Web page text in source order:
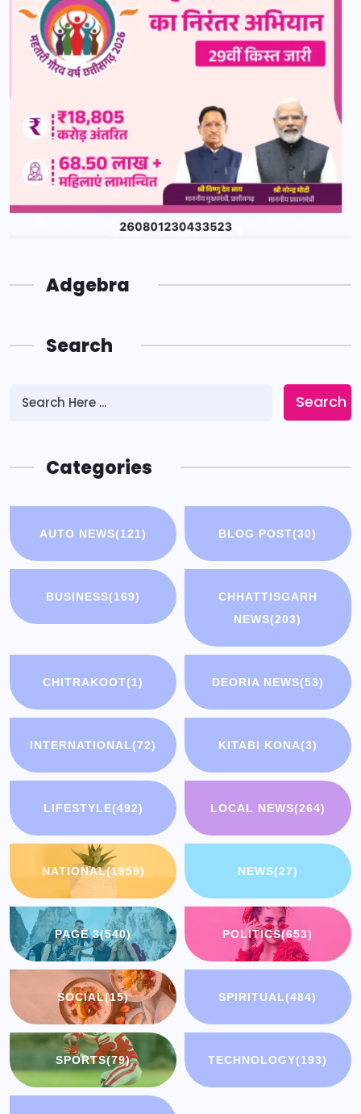
Adgebra
Search
Search
Categories
AUTO NEWS(121) BLOG POST(30)
BUSINESS(169)
CHHATTISGARH
NEWS(203)
CHITRAKOOT(1) DEORIA NEWS(53)
INTERNATIONAL(72) KITABI KONA(3)
LIFESTYLE(492) LOCAL NEWS(264)
NATIONAL(1959) NEWS(27)
PAGE 3(540) POLITICS(653)
SOCIAL(15) SPIRITUAL(484)
SPORTS(79) TECHNOLOGY(193)